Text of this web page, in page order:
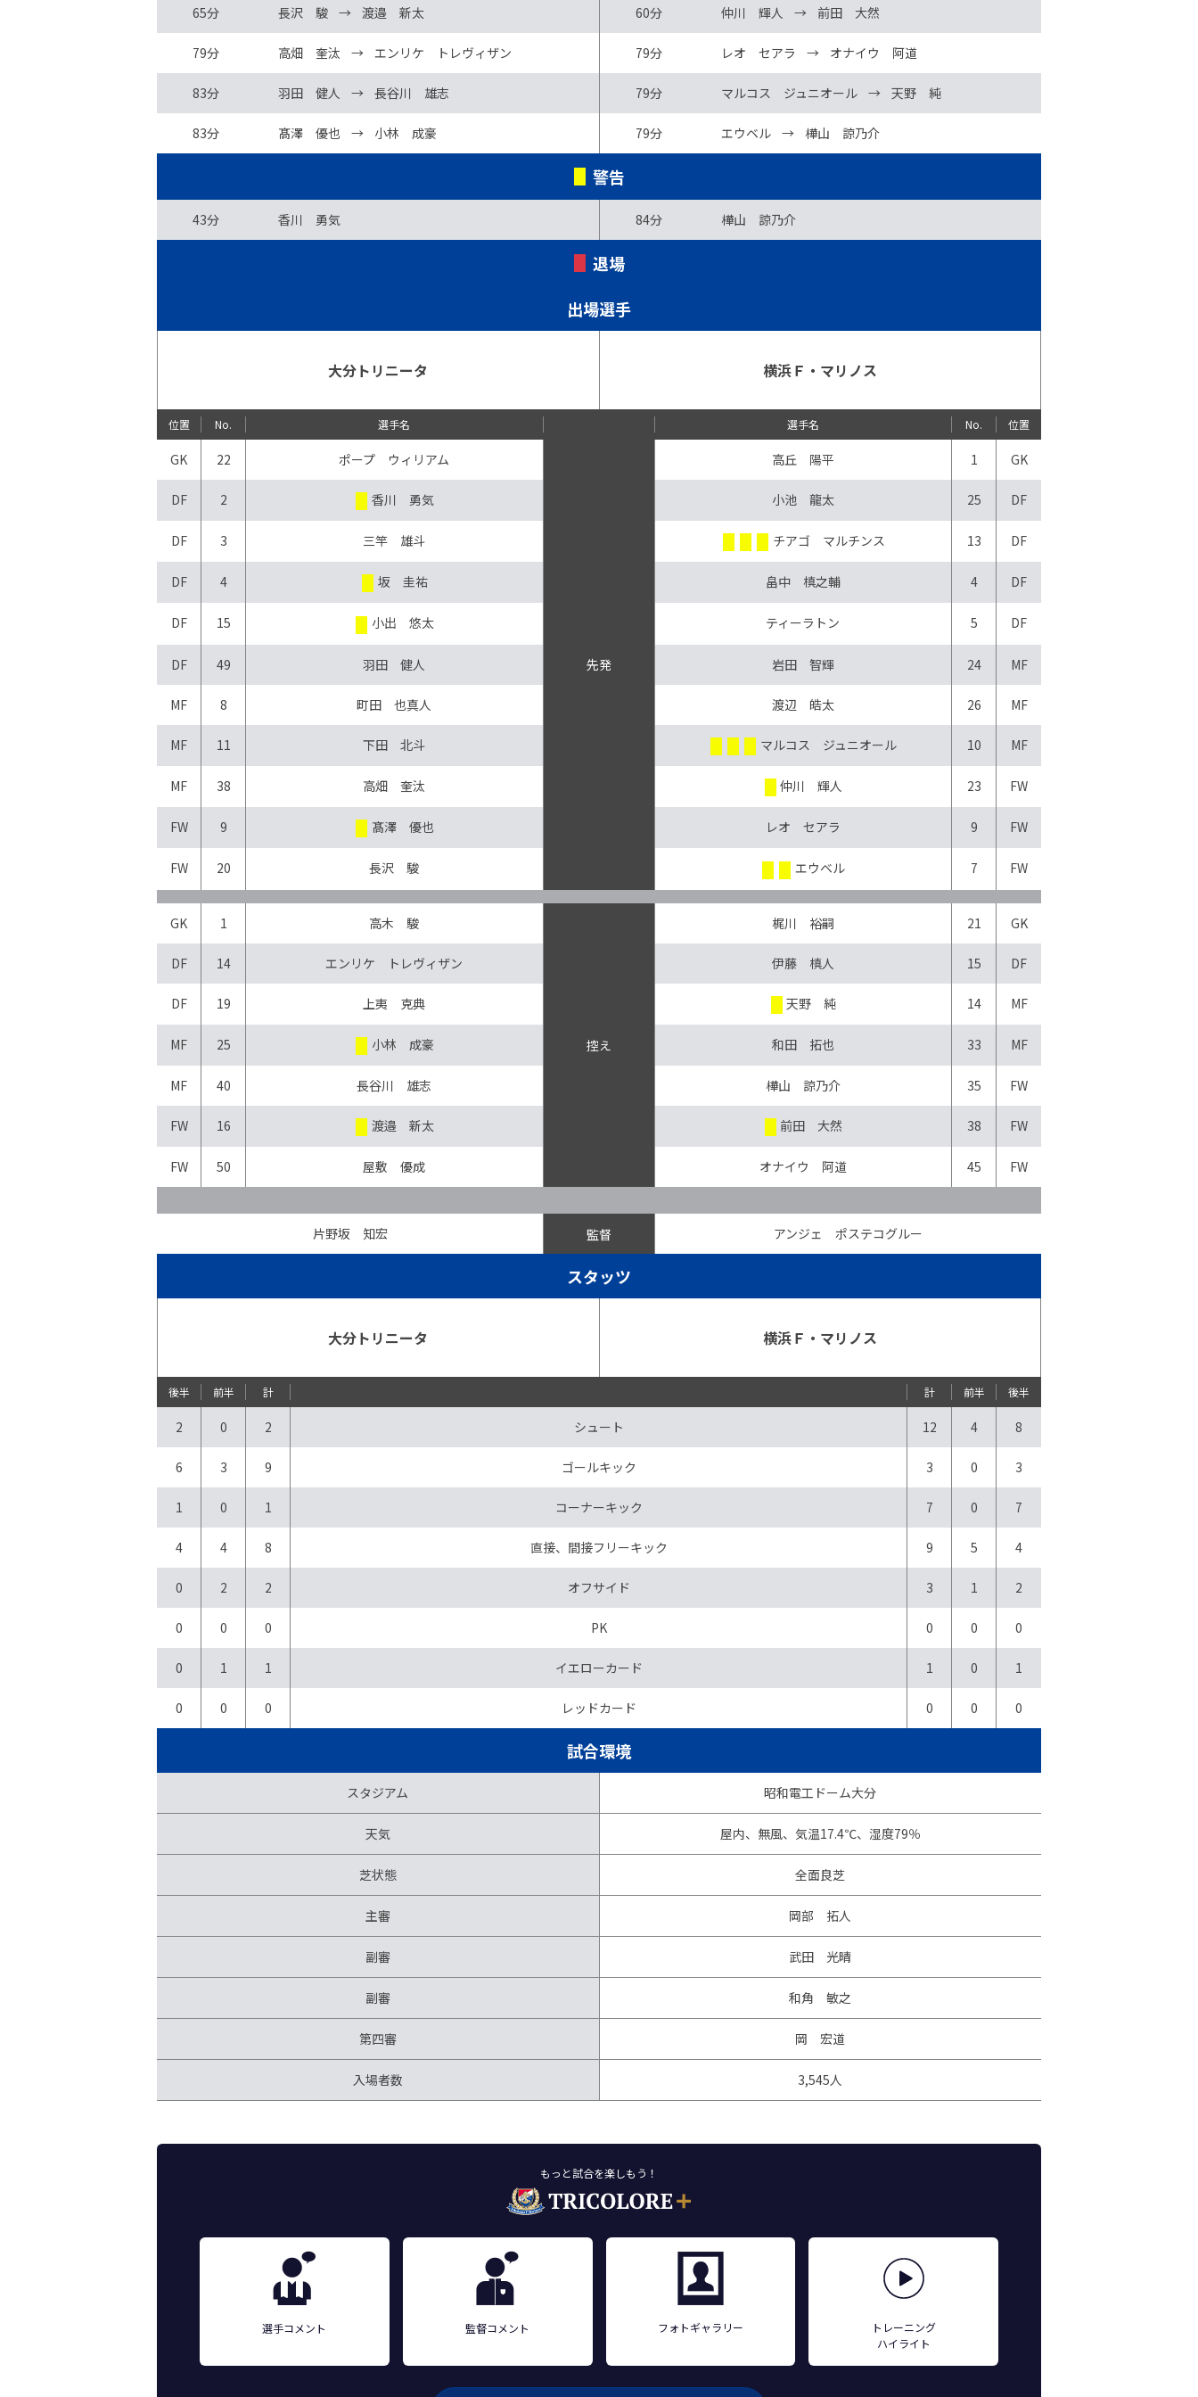
65分 長沢 駿 → 渡邉 新太 60分 仲川 輝人 → 前田 大然
79分 高畑 奎汰 → エンリケ トレヴィザン 79分 レオ セアラ → オナイウ 阿道
83分 羽田 健人 → 長谷川 雄志 79分 マルコス ジュニオール → 天野 純
83分 髙澤 優也 → 小林 成豪 79分 エウベル → 樺山 諒乃介
警告
43分 香川 勇気 84分 樺山 諒乃介
退場
出場選手
大分トリニータ 横浜Ｆ・マリノス
位置 No. 選手名 選手名 No. 位置
先発
GK 22 ポープ ウィリアム 高丘 陽平 1 GK
DF 2 香川 勇気 小池 龍太 25 DF
DF 3 三竿 雄斗 チアゴ マルチンス 13 DF
DF 4 坂 圭祐 畠中 槙之輔 4 DF
DF 15 小出 悠太 ティーラトン 5 DF
DF 49 羽田 健人 岩田 智輝 24 MF
MF 8 町田 也真人 渡辺 皓太 26 MF
MF 11 下田 北斗 マルコス ジュニオール 10 MF
MF 38 高畑 奎汰 仲川 輝人 23 FW
FW 9 髙澤 優也 レオ セアラ 9 FW
FW 20 長沢 駿 エウベル 7 FW
控え
GK 1 高木 駿 梶川 裕嗣 21 GK
DF 14 エンリケ トレヴィザン 伊藤 槙人 15 DF
DF 19 上夷 克典 天野 純 14 MF
MF 25 小林 成豪 和田 拓也 33 MF
MF 40 長谷川 雄志 樺山 諒乃介 35 FW
FW 16 渡邉 新太 前田 大然 38 FW
FW 50 屋敷 優成 オナイウ 阿道 45 FW
監督
片野坂 知宏 アンジェ ポステコグルー
スタッツ
大分トリニータ 横浜Ｆ・マリノス
後半 前半 計 計 前半 後半
2 0 2 シュート 12 4 8
6 3 9 ゴールキック 3 0 3
1 0 1 コーナーキック 7 0 7
4 4 8 直接、間接フリーキック 9 5 4
0 2 2 オフサイド 3 1 2
0 0 0 PK 0 0 0
0 1 1 イエローカード 1 0 1
0 0 0 レッドカード 0 0 0
試合環境
スタジアム 昭和電工ドーム大分
天気 屋内、無風、気温17.4℃、湿度79％
芝状態 全面良芝
主審 岡部 拓人
副審 武田 光晴
副審 和角 敏之
第四審 岡 宏道
入場者数 3,545人
もっと試合を楽しもう！
選手コメント 監督コメント フォトギャラリー
トレーニング
ハイライト